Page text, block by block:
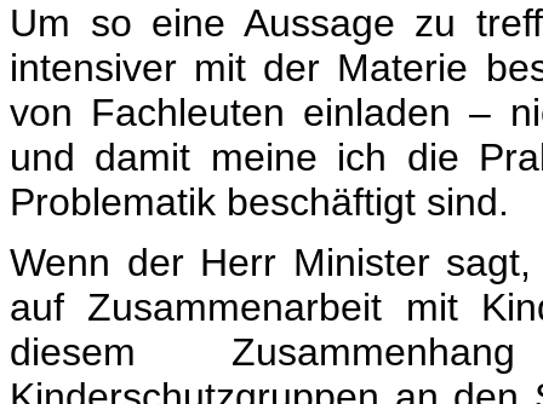
Um so eine Aussage zu
intensiver mit der Materie
von Fachleuten einladen –
und damit meine ich die
Problematik beschäftigt sind.
Wenn der Herr Minister
auf Zusammenarbeit mit
diesem